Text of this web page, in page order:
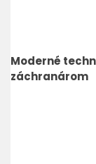
Moderné
záchranárom